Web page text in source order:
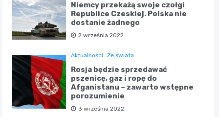
Niemcy przekażą swoje czołgi
Republice Czeskiej. Polska nie
dostanie żadnego
2 września 2022
Aktualności Ze świata
Rosja będzie sprzedawać
pszenicę, gaz i ropę do
Afganistanu – zawarto wstępne
porozumienie
3 września 2022